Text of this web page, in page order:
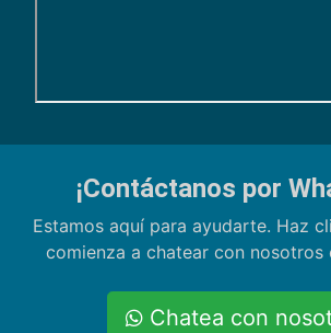
¡Contáctanos por
Estamos aquí para ayudarte. Haz
comienza a chatear con nosotros
Chatea con